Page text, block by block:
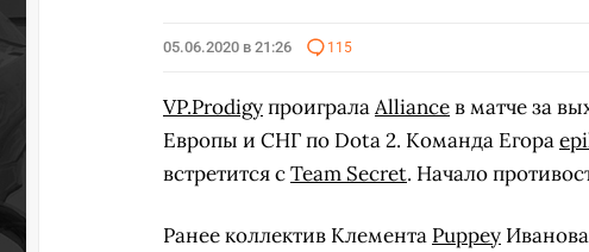
05.06.2020 в 21:26 115
VP.ProdigyпроигралаAllianceв матче за
Европы и СНГ по Dota 2. Команда Егора
встретится сTeam Secret. Начало
Ранее коллектив Клемента Puppey